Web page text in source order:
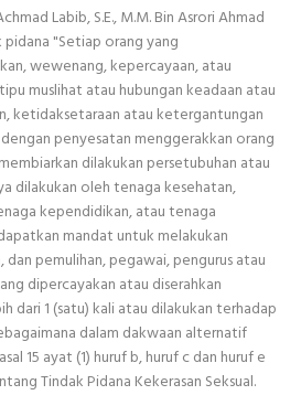
Labib, S.E., M.M. Bin Asrori Ahmad
"Setiap orang yang
wewenang, kepercayaan, atau
muslihat atau hubungan keadaan atau
ketidaksetaraan atau ketergantungan
penyesatan menggerakkan orang
dilakukan persetubuhan atau
dilakukan oleh tenaga kesehatan,
kependidikan, atau tenaga
mandat untuk melakukan
dan pemulihan, pegawai, pengurus atau
dipercayakan atau diserahkan
dari 1 (satu) kali atau dilakukan terhadap
dalam dakwaan alternatif
15 ayat (1) huruf b, huruf c dan huruf e
Tindak Pidana Kekerasan Seksual.